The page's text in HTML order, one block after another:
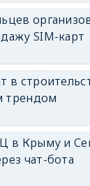
SIM-карт
в
трендом
в Крыму и
чат-бота